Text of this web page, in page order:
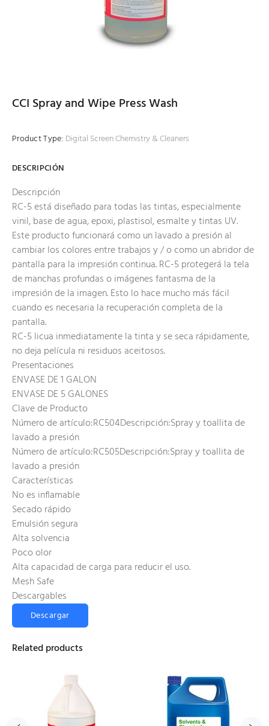
CCI Spray and Wipe Press Wash
Product Type: Digital Screen Chemistry & Cleaners
DESCRIPCIÓN
Descripción
RC-5 está diseñado para todas las tintas, especialmente
vinil, base de agua, epoxi, plastisol, esmalte y tintas UV.
Este producto funcionará como un lavado a presión al
cambiar los colores entre trabajos y / o como un abridor de
pantalla para la impresión continua. RC-5 protegerá la tela
de manchas profundas o imágenes fantasma de la
impresión de la imagen. Esto lo hace mucho más fácil
cuando es necesaria la recuperación completa de la
pantalla.
RC-5 licua inmediatamente la tinta y se seca rápidamente,
no deja película ni residuos aceitosos.
Presentaciones
ENVASE DE 1 GALON
ENVASE DE 5 GALONES
Clave de Producto
Número de artículo:RC504Descripción:Spray y toallita de
lavado a presión
Número de artículo:RC505Descripción:Spray y toallita de
lavado a presión
Características
No es inflamable
Secado rápido
Emulsión segura
Alta solvencia
Poco olor
Alta capacidad de carga para reducir el uso.
Mesh Safe
Descargables
Descargar
Related products